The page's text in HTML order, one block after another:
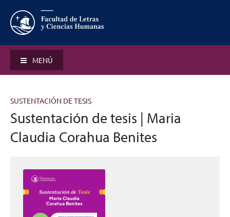
MENÚ
SUSTENTACIÓN DE TESIS
Sustentación de tesis | Maria
Claudia Corahua Benites